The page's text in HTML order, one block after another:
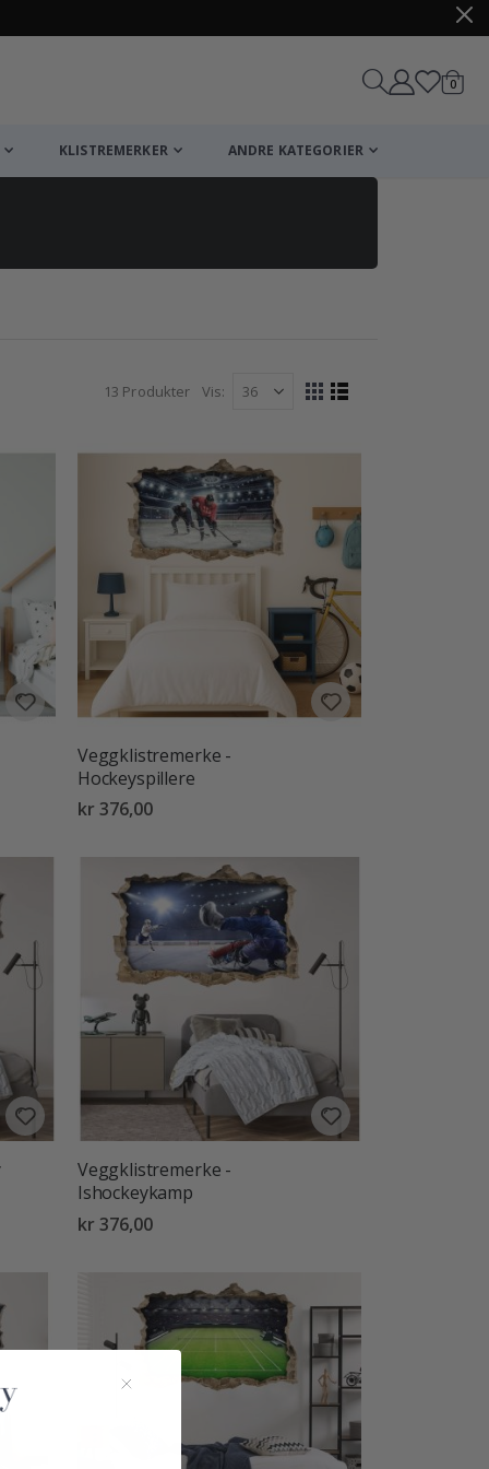
0varer
KLISTREMERKER ANDRE KATEGORIER
13 Produkter Vis
Vise
Rutenett
Liste
Veggklistremerke -
Hockeyspillere
kr 376,00
Veggklistremerke -
Ishockeykamp
kr 376,00